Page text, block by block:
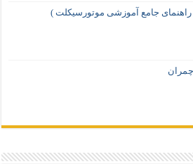
جامع آموزشی موتورسیکلت )
چمران